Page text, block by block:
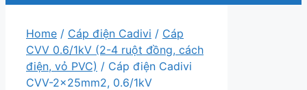
Home / Cáp điện Cadivi / Cáp
CVV 0.6/1kV (2-4 ruột đồng, cách
điện, vỏ PVC) / Cáp điện Cadivi
CVV-2x25mm2, 0.6/1kV